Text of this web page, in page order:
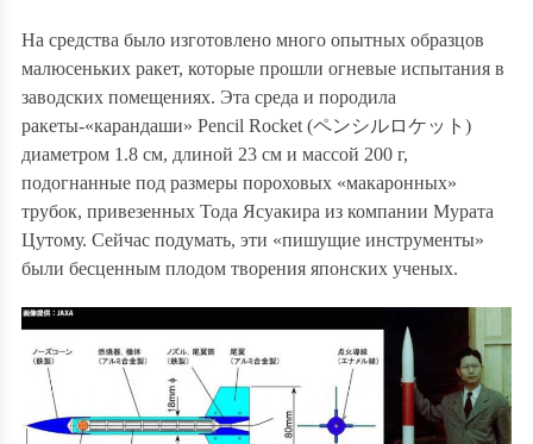
На средства было изготовлено много опытных образцов
малюсеньких ракет, которые прошли огневые испытания в
заводских помещениях. Эта среда и породила
ракеты-«карандаши» Pencil Rocket (ペンシルロケット )
диаметром 1.8 см, длиной 23 см и массой 200 г,
подогнанные под размеры пороховых «макаронных»
трубок, привезенных Тода Ясуакира из компании Мурата
Цутому. Сейчас подумать, эти «пишущие инструменты»
были бесценным плодом творения японских ученых.